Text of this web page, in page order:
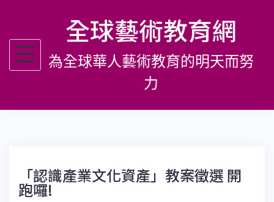
主
全球藝術教育網
為全球華人藝術教育的明天而努
力
「認識產業文化資產」教案徵選 開
跑囉!